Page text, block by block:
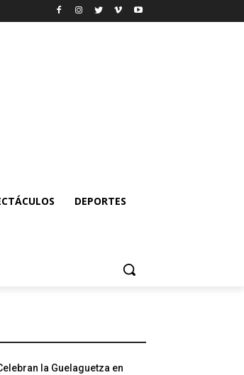
DEPORTES
la Guelaguetza en